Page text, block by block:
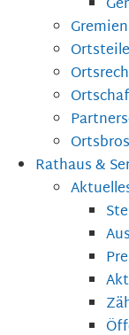
Gremien
Rathaus &